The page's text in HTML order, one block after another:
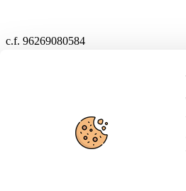
c.f. 96269080584
Privacy policy